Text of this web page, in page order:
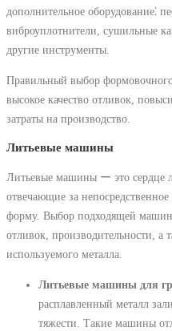
дополнительное оборудование⁚
виброуплотнители, сушильные
другие инструменты.
Правильный выбор формовочного
высокое качество отливок,
затраты на производство.
Литьевые машины
Литьевые машины ー это сердце
отвечающие за
форму. Выбор подходящей
отливок, производительности, а
используемого металла.
Литьевые машины для
расплавленный металл
тяжести. Такие машины